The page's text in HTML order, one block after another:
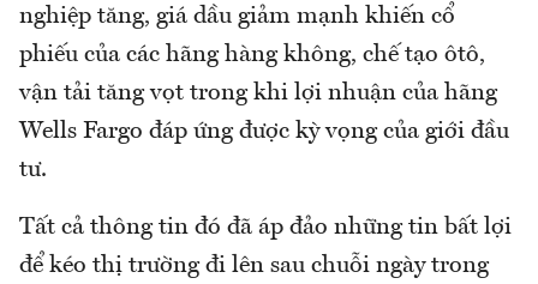
nghiệp tăng, giá dầu giảm mạnh khiến cổ
phiếu của các hãng hàng không, chế tạo ôtô,
vận tải tăng vọt trong khi lợi nhuận của hãng
Wells Fargo đáp ứng được kỳ vọng của giới đầu
tư.
Tất cả thông tin đó đã áp đảo những tin bất lợi
để kéo thị trường đi lên sau chuỗi ngày trong